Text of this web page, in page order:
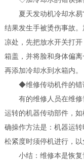
夏天发动机冷却水易“
结果发生手被烫伤事故
凉处，先把放水开关打
箱盖，并将脸和身体偏
再添加冷却水到水箱内。
◆维修传动机件的错
有的维修人员在维修
运转的机器传动部件，
确操作方法是：机器运
松紧度时须停机进行，以
小结：维修本是恢复